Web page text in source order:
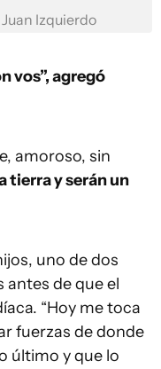
Izquierdo
vos”, agregó
amoroso, sin
tierra y serán un
uno de dos
antes de que el
“Hoy me toca
fuerzas de donde
último y que lo